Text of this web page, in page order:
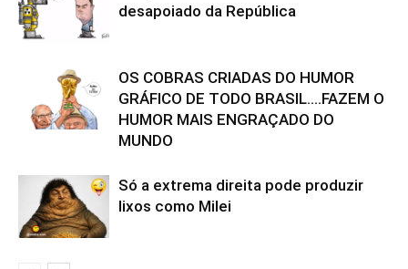
desapoiado da República
OS COBRAS CRIADAS DO HUMOR
GRÁFICO DE TODO BRASIL….FAZEM O
HUMOR MAIS ENGRAÇADO DO
MUNDO
Só a extrema direita pode produzir
lixos como Milei